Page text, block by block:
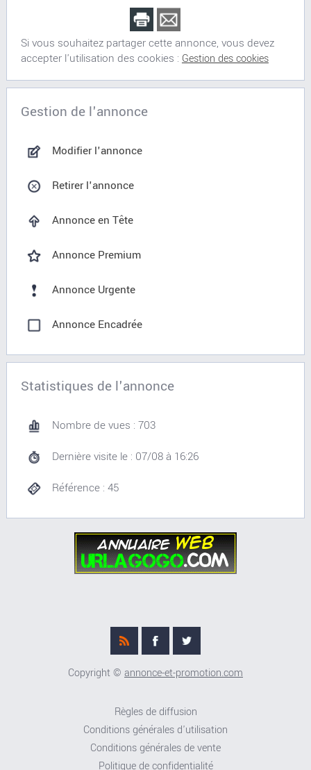
Si vous souhaitez partager cette annonce, vous devez
accepter l'utilisation des cookies : Gestion des cookies
Gestion de l'annonce
Modifier l'annonce
Retirer l'annonce
Annonce en Tête
Annonce Premium
Annonce Urgente
Annonce Encadrée
Statistiques de l'annonce
Nombre de vues : 703
Dernière visite le : 07/08 à 16:26
Référence : 45
Copyright © annonce-et-promotion.com
Règles de diffusion
Conditions générales d'utilisation
Conditions générales de vente
Politique de confidentialité